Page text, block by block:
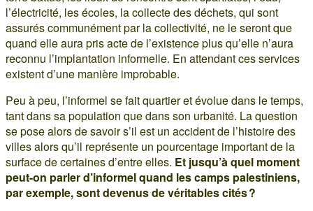
l’électricité, les écoles, la collecte des déchets, qui sont
assurés communément par la collectivité, ne le seront que
quand elle aura pris acte de l’existence plus qu’elle n’aura
reconnu l’implantation informelle. En attendant ces services
existent d’une manière improbable.
Peu à peu, l’informel se fait quartier et évolue dans le temps,
tant dans sa population que dans son urbanité. La question
se pose alors de savoir s’il est un accident de l’histoire des
villes alors qu’il représente un pourcentage important de la
surface de certaines d’entre elles. Et jusqu’à quel moment
peut-on parler d’informel quand les camps palestiniens,
par exemple, sont devenus de véritables cités ?